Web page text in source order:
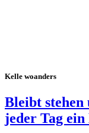
Kelle woanders
Bleibt
jeder Tag